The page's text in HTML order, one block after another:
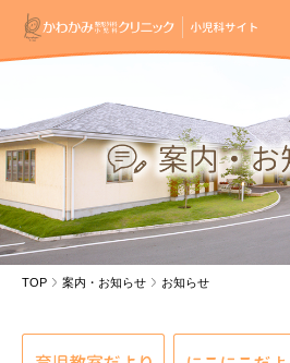
TOP 案内・お知らせ お知らせ